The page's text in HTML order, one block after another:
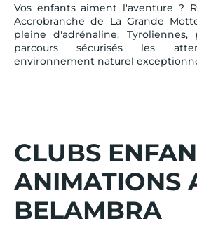
Vos enfants aiment l'aventure ?
Accrobranche de La Grande
pleine d'adrénaline.
parcours sécurisés les
environnement naturel
CLUBS
ANIMATIONS
BELAMBRA